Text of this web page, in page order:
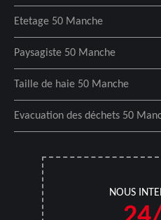
Etetage 50 Manche
Paysagiste 50 Manche
Taille de haie 50 Manche
Evacuation des déchets 50
NOUS